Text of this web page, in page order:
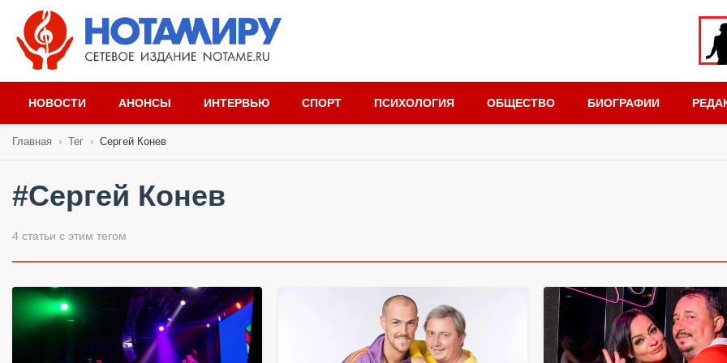
НОВОСТИ АНОНСЫ ИНТЕРВЬЮ СПОРТ ПСИХОЛОГИЯ ОБЩЕСТВО БИОГРАФИИ
Главная › Тег › Сергей Конев
#Сергей Конев
4 статьи с этим тегом